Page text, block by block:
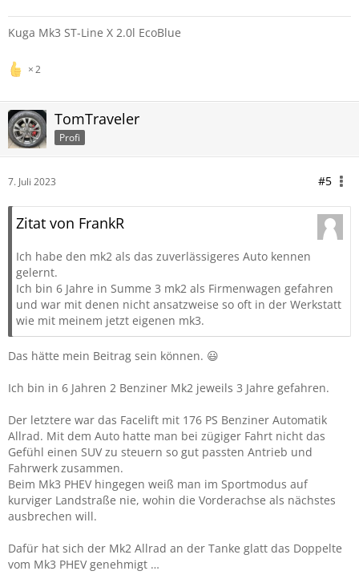
Kuga Mk3 ST-Line X 2.0l EcoBlue
2
TomTraveler
Profi
7. Juli 2023 #5
Zitat von FrankR
Ich habe den mk2 als das zuverlässigeres Auto kennen
gelernt.
Ich bin 6 Jahre in Summe 3 mk2 als Firmenwagen gefahren
und war mit denen nicht ansatzweise so oft in der Werkstatt
wie mit meinem jetzt eigenen mk3.
Das hätte mein Beitrag sein können. 😃
Ich bin in 6 Jahren 2 Benziner Mk2 jeweils 3 Jahre gefahren.
Der letztere war das Facelift mit 176 PS Benziner Automatik
Allrad. Mit dem Auto hatte man bei zügiger Fahrt nicht das
Gefühl einen SUV zu steuern so gut passten Antrieb und
Fahrwerk zusammen.
Beim Mk3 PHEV hingegen weiß man im Sportmodus auf
kurviger Landstraße nie, wohin die Vorderachse als nächstes
ausbrechen will.
Dafür hat sich der Mk2 Allrad an der Tanke glatt das Doppelte
vom Mk3 PHEV genehmigt …